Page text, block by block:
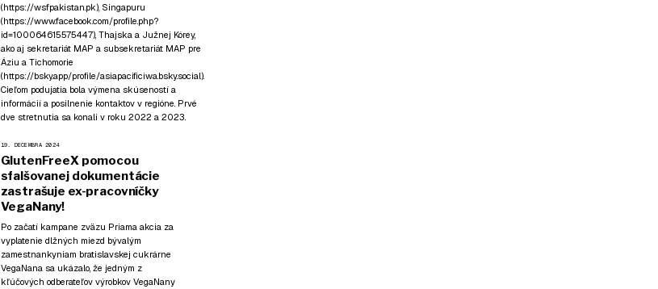
(https://wsfpakistan.pk), Singapuru
(https://www.facebook.com/profile.php?
id=100064615575447), Thajska a Južnej Kórey,
ako aj sekretariát MAP a subsekretariát MAP pre
Áziu a Tichomorie
(https://bsky.app/profile/asiapacificiwa.bsky.social).
Cieľom podujatia bola výmena skúseností a
informácií a posilnenie kontaktov v regióne. Prvé
dve stretnutia sa konali v roku 2022 a 2023
19. DECEMBRA 2024
GlutenFreeX pomocou
sfalšovanej dokumentácie
zastrašuje ex-pracovníčky
VegaNany!
Po začatí kampane zväzu Priama akcia za
vyplatenie dlžných miezd bývalým
zamestnankyniam bratislavskej cukrárne
VegaNana sa ukázalo, že jedným z
kľúčových odberateľov výrobkov VegaNany